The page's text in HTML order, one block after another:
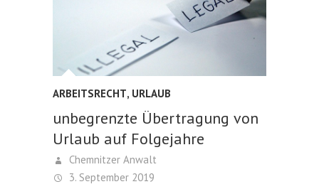
ARBEITSRECHT, URLAUB
unbegrenzte Übertragung von
Urlaub auf Folgejahre
Chemnitzer Anwalt
3. September 2019